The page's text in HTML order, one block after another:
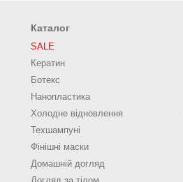
Каталог
SALE
Кератин
Ботекс
Нанопластика
Холодне відновлення
Техшампуні
Фінішні маски
Домашній догляд